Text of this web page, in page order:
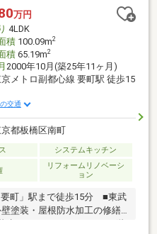
した最新設備お気軽にお問い
万円
4LDK
積100.09m2
積65.19m2
2000年10月(築25年11ヶ月)
メトロ副都心線 要町駅 徒歩15
交通
都板橋区南町
システムキッチン
リフォームリノベーシ
ョン
町」駅まで徒歩15分 ■東武
塗装・屋根防水加工の修繕